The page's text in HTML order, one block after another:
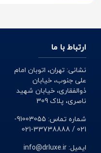
پروتئین وی
با سایر مکمل‌های
پروتئین وی ایزوله نوعی
فرایندهای پیشرفته
لاکتوز آن حذف می‌شود.
خلوص پروتئین در وی
مکمل‌های پروتئینی باشد.
ارتباط با ما
نشانی: تهران، اتوبان امام
علی جنوب، خیابان
ذوالفقاری، خیابان شهید
ناصری، پلاک 309
شماره تماس: 91003055-
021 / 33738888-021
ایمیل: info@drluxe.ir